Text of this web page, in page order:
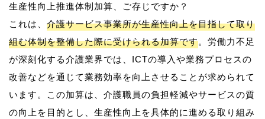
生産性向上推進体制加算、ご存じですか？
これは、 介護サービス事業所が生産性向上を目指して取り
組む体制を整備した際に受けられる加算です。労働力不足
が深刻化する介護業界では、ICTの導入や業務プロセスの
改善などを通じて業務効率を向上させることが求められて
います。この加算は、介護職員の負担軽減やサービスの質
の向上を目的とし、生産性向上を具体的に進める取り組み